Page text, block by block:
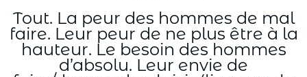
Tout. La peur des hommes de mal
faire. Leur peur de ne plus être à la
hauteur. Le besoin des hommes
d’absolu. Leur envie de